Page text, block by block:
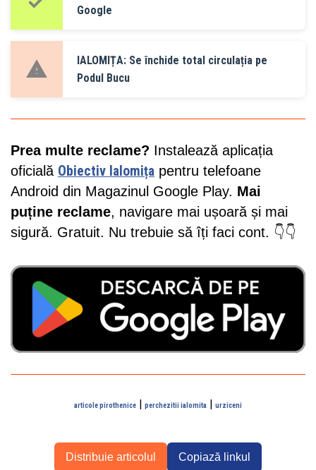
Google
IALOMIȚA: Se închide total circulația pe
Podul Bucu
Prea multe reclame? Instalează aplicația
oficială Obiectiv Ialomița pentru telefoane
Android din Magazinul Google Play. Mai
puține reclame, navigare mai ușoară și mai
sigură. Gratuit. Nu trebuie să îți faci cont. 👇👇
articole pirothenice | perchezitii ialomita | urziceni
Distribuie articolul Copiază linkul